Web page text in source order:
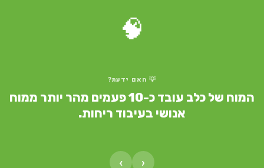
🧠
💡 האם ידעת?
המוח של כלב עובד כ-10 פעמים מהר יותר ממוח
אנושי בעיבוד ריחות.